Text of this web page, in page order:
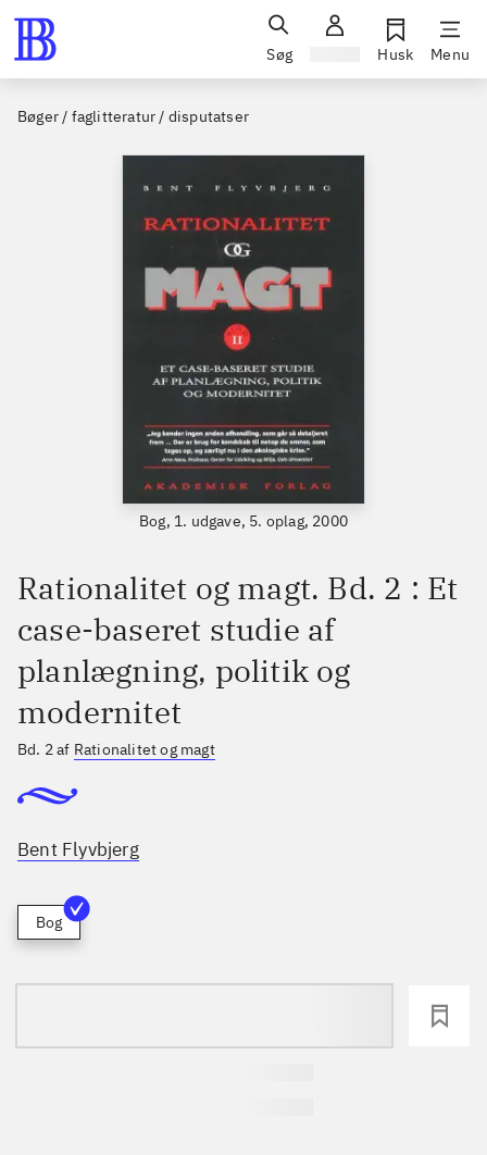
Søg Husk Menu
Bøger / faglitteratur / disputatser
Bog, 1. udgave, 5. oplag, 2000
Rationalitet og magt. Bd. 2 : Et
case-baseret studie af
planlægning, politik og
modernitet
Bd. 2 af Rationalitet og magt
Bent Flyvbjerg
Bog